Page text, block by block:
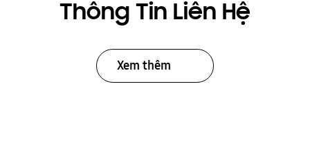
Thông Tin Liên Hệ
Xem thêm